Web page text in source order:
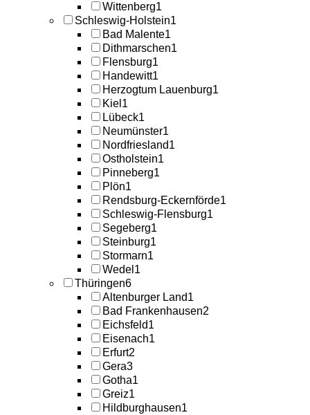
Wittenberg1
Schleswig-Holstein1
Bad Malente1
Dithmarschen1
Flensburg1
Handewitt1
Herzogtum Lauenburg1
Kiel 1
Lübeck1
Neumünster1
Nordfriesland1
Ostholstein1
Pinneberg1
Plön1
Rendsburg-Eckernförde1
Schleswig-Flensburg1
Segeberg1
Steinburg1
Stormarn1
Wedel 1
Thüringen6
Altenburger Land1
Bad Frankenhausen2
Eichsfeld1
Eisenach1
Erfurt2
Gera3
Gotha1
Greiz1
Hildburghausen1